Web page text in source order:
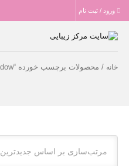
ورود / ثبت نام
خانه / محصولات برچسب خورده “city style eyeshadow”
مرتب‌سازی بر اساس جدیدترین